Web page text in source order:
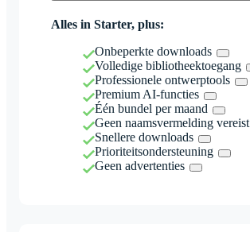
Alles in Starter, plus:
Onbeperkte downloads
Volledige bibliotheektoegang
Professionele ontwerptools
Premium AI-functies
Één bundel per maand
Geen naamsvermelding vereist
Snellere downloads
Prioriteitsondersteuning
Geen advertenties